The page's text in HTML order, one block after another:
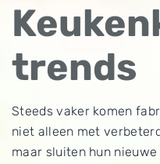
trends
Steeds vaker komen
niet alleen met
maar sluiten hun